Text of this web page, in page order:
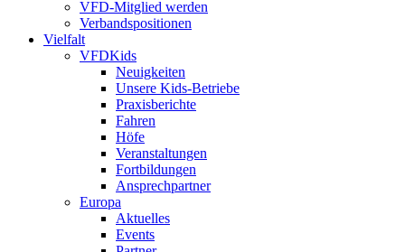
VFD-Mitglied werden
Verbandspositionen
Vielfalt
VFDKids
Neuigkeiten
Unsere Kids-Betriebe
Praxisberichte
Fahren
Höfe
Veranstaltungen
Fortbildungen
Ansprechpartner
Europa
Aktuelles
Events